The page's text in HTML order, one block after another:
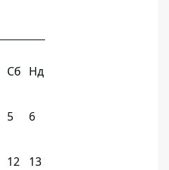
Сб Нд
5 6
12 13